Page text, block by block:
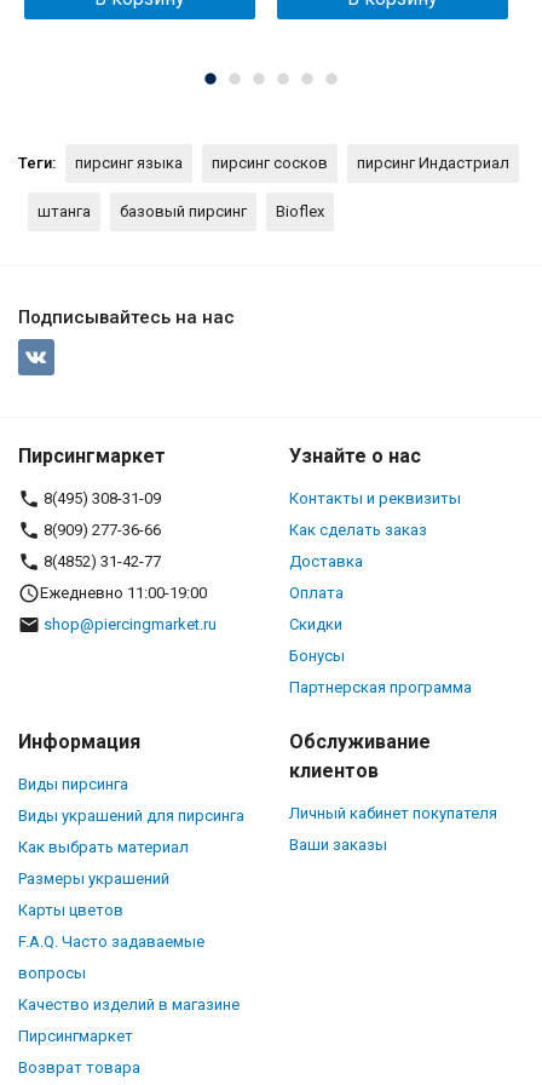
Теги: пирсинг языка пирсинг сосков пирсинг Индастриал
штанга базовый пирсинг Bioflex
Подписывайтесь на нас
Пирсингмаркет
8(495) 308-31-09
8(909) 277-36-66
8(4852) 31-42-77
Ежедневно 11:00-19:00
shop@piercingmarket.ru
Узнайте о нас
Контакты и реквизиты
Как сделать заказ
Доставка
Оплата
Скидки
Бонусы
Партнерская программа
Информация
Виды пирсинга
Виды украшений для пирсинга
Как выбрать материал
Размеры украшений
Карты цветов
F.A.Q. Часто задаваемые
вопросы
Качество изделий в магазине
Пирсингмаркет
Возврат товара
Обслуживание
клиентов
Личный кабинет покупателя
Ваши заказы